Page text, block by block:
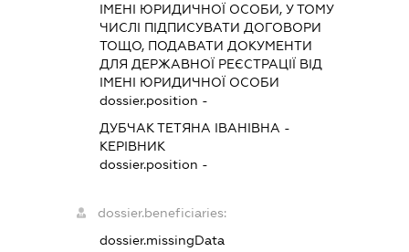
ІМЕНІ ЮРИДИЧНОЇ ОСОБИ, У ТОМУ
ЧИСЛІ ПІДПИСУВАТИ ДОГОВОРИ
ТОЩО, ПОДАВАТИ ДОКУМЕНТИ
ДЛЯ ДЕРЖАВНОЇ РЕЄСТРАЦІЇ ВІД
ІМЕНІ ЮРИДИЧНОЇ ОСОБИ
dossier.position -
ДУБЧАК ТЕТЯНА ІВАНІВНА -
КЕРІВНИК
dossier.position -
dossier.beneficiaries:
dossier.missingData